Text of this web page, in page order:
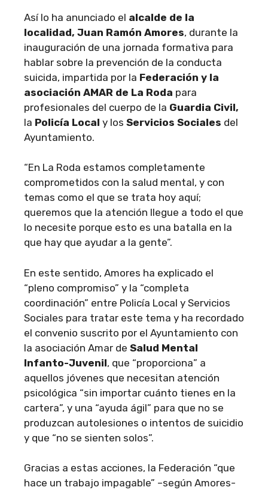
Así lo ha anunciado el alcalde de la
localidad, Juan Ramón Amores, durante la
inauguración de una jornada formativa para
hablar sobre la prevención de la conducta
suicida, impartida por la Federación y la
asociación AMAR de La Roda para
profesionales del cuerpo de la Guardia Civil,
la Policía Local y los Servicios Sociales del
Ayuntamiento.
“En La Roda estamos completamente
comprometidos con la salud mental, y con
temas como el que se trata hoy aquí;
queremos que la atención llegue a todo el que
lo necesite porque esto es una batalla en la
que hay que ayudar a la gente”.
En este sentido, Amores ha explicado el
“pleno compromiso” y la “completa
coordinación” entre Policía Local y Servicios
Sociales para tratar este tema y ha recordado
el convenio suscrito por el Ayuntamiento con
la asociación Amar de Salud Mental
Infanto-Juvenil, que “proporciona” a
aquellos jóvenes que necesitan atención
psicológica “sin importar cuánto tienes en la
cartera”, y una “ayuda ágil” para que no se
produzcan autolesiones o intentos de suicidio
y que “no se sienten solos”.
Gracias a estas acciones, la Federación “que
hace un trabajo impagable” –según Amores-